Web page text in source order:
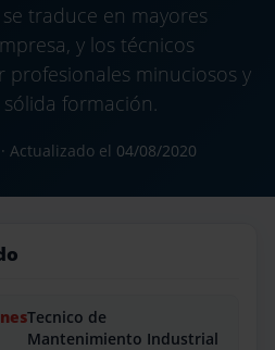
traduce en mayores
y los técnicos
profesionales minuciosos y
formación.
· Actualizado el 04/08/2020
Tecnico de
Mantenimiento Industrial